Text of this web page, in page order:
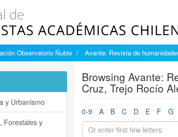
Observatorio Ñuble Avante: Revista de
Browsing Avante:
Cruz, Trejo Rocío
0-9 A B C D E F G
y Urbanismo
Forestales y